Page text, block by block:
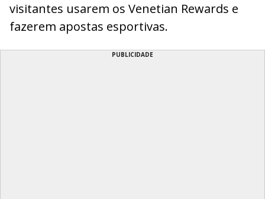
visitantes usarem os Venetian Rewards e
fazerem apostas esportivas.
PUBLICIDADE